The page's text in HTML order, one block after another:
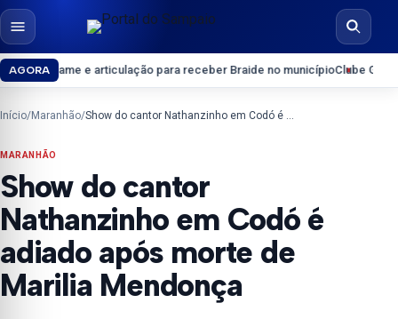
Pular para o conteúdo
Abrir menu
Abrir
AGORA
Arame e articulação para receber Braide no municípioClube
Início/Maranhão/ Show do cantor Nathanzinho em Codó é adiado após morte de Marilia Mendonça
MARANHÃO
Show do cantor
Nathanzinho em Codó é
adiado após morte de
Marilia Mendonça